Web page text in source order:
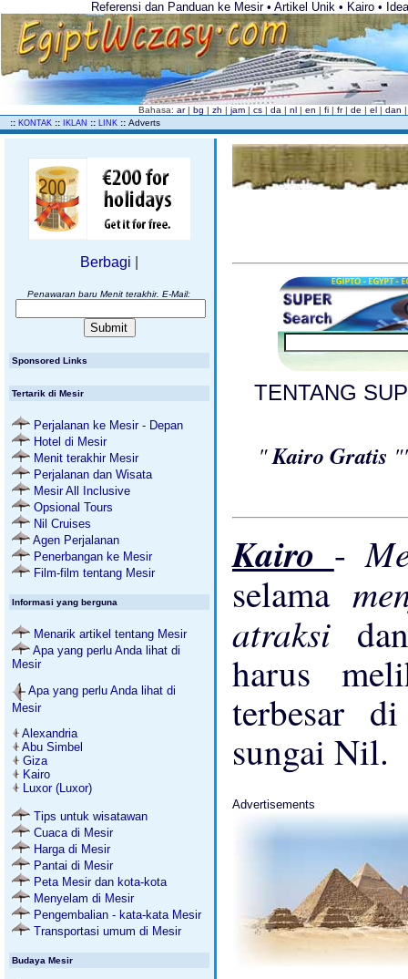
Referensi dan Panduan ke Mesir • Artikel Unik • Kairo •
Bahasa:ar |bg |zh |jam |cs |da |nl |en |fi |fr |de |el |dan
:: KONTAK :: IKLAN :: LINK :: Adverts
Berbagi
Penawaran baru Menit terakhir. E-Mail:
Sponsored Links
Tertarik di Mesir
Perjalanan ke Mesir - Depan
Hotel di Mesir
Menit terakhir Mesir
Perjalanan dan Wisata
Mesir All Inclusive
Opsional Tours
Nil Cruises
Agen Perjalanan
Penerbangan ke Mesir
Film-film tentang Mesir
Informasi yang berguna
Menarik artikel tentang Mesir
Apa yang perlu Anda lihat di
Mesir
Apa yang perlu Anda lihat di
Mesir
Alexandria
Abu Simbel
Giza
Kairo
Luxor (Luxor)
Tips untuk wisatawan
Cuaca di Mesir
Harga di Mesir
Pantai di Mesir
Peta Mesir dan kota-kota
Menyelam di Mesir
Pengembalian - kata-kata Mesir
Transportasi umum di Mesir
Budaya Mesir
TENTANG
"Kairo Gratis
Kairo -
selama
atraksi
harus
terbesar
sungai Nil.
Advertisements